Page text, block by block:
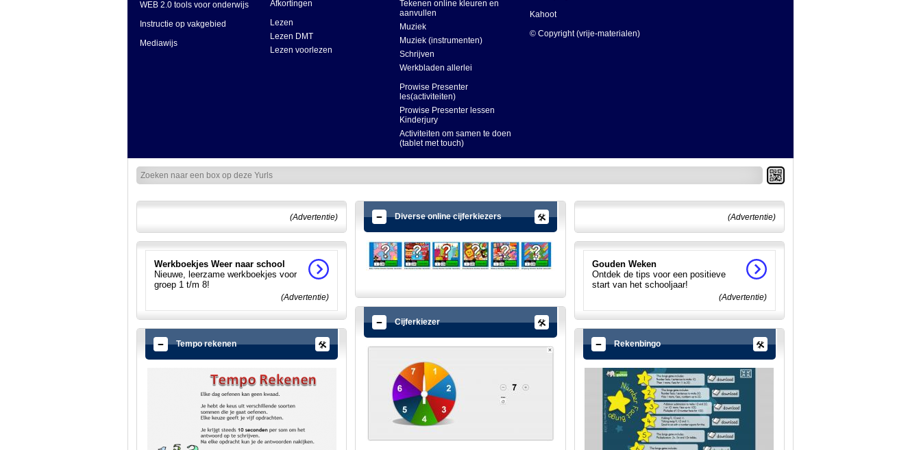
WEB 2.0 tools voor onderwijs
Instructie op vakgebied
Mediawijs
Afkortingen
Lezen
Lezen DMT
Lezen voorlezen
Tekenen online kleuren en
aanvullen
Muziek
Muziek (instrumenten)
Schrijven
Werkbladen allerlei
Prowise Presenter
les(activiteiten)
Prowise Presenter lessen
Kinderjury
Activiteiten om samen te doen
(tablet met touch)
Kahoot
© Copyright (vrije-materialen)
(Advertentie)
Werkboekjes Weer naar school
Nieuwe, leerzame werkboekjes voor
groep 1 t/m 8!
(Advertentie)
Tempo rekenen
Diverse online cijferkiezers
Cijferkiezer
(Advertentie)
Gouden Weken
Ontdek de tips voor een positieve
start van het schooljaar!
(Advertentie)
Rekenbingo